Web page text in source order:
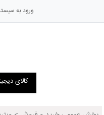
ورود به
کالای